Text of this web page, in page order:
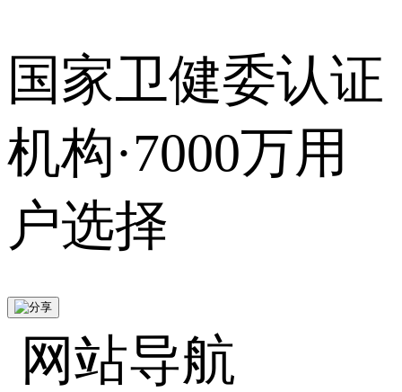
国家卫健委认证
机构·7000万用
户选择
网站导航